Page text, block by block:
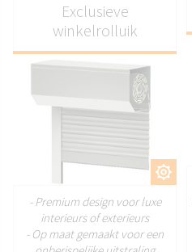
AANPASSEN
Exclusieve
winkelrolluik
- Premium design voor luxe
interieurs of exterieurs
- Op maat gemaakt voor een